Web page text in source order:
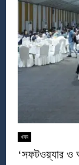
খবর
‘সফটওয়্যার ও